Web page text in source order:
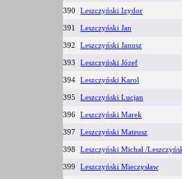
390 Leszczyński Izydor
391 Leszczyński Jan
392 Leszczyński Janusz
393 Leszczyński Józef
394 Leszczyński Karol
395 Leszczyński Lucjan
396 Leszczyński Marek
397 Leszczyński Mateusz
398 Leszczyński Michał /
399 Leszczyński Mieczysław